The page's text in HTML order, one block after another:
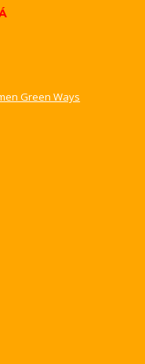
Green Ways